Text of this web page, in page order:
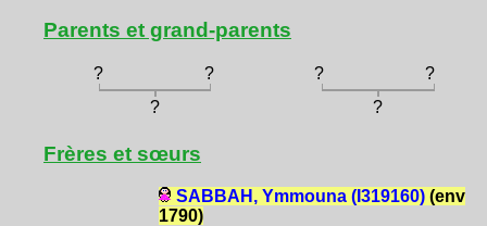
Parents et grand-parents
? ? ?
?
?
?
Frères et sœurs
SABBAH, Ymmouna (I319160)(env
1790)